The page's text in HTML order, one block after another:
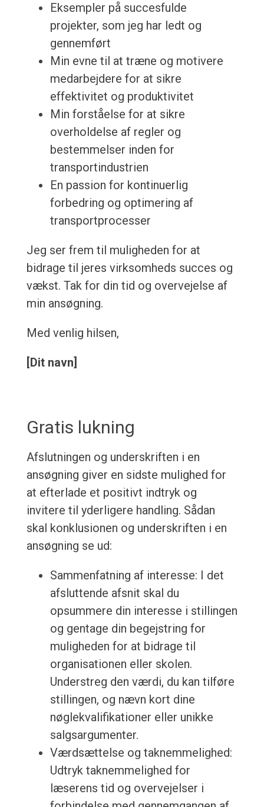
Eksempler på succesfulde
projekter, som jeg har ledt og
gennemført
Min evne til at træne og motivere
medarbejdere for at sikre
effektivitet og produktivitet
Min forståelse for at sikre
overholdelse af regler og
bestemmelser inden for
transportindustrien
En passion for kontinuerlig
forbedring og optimering af
transportprocesser
Jeg ser frem til muligheden for at
bidrage til jeres virksomheds succes og
vækst. Tak for din tid og overvejelse af
min ansøgning.
Med venlig hilsen,
[Dit navn]
Gratis lukning
Afslutningen og underskriften i en
ansøgning giver en sidste mulighed for
at efterlade et positivt indtryk og
invitere til yderligere handling. Sådan
skal konklusionen og underskriften i en
ansøgning se ud:
Sammenfatning af interesse: I det
afsluttende afsnit skal du
opsummere din interesse i stillingen
og gentage din begejstring for
muligheden for at bidrage til
organisationen eller skolen.
Understreg den værdi, du kan tilføre
stillingen, og nævn kort dine
nøglekvalifikationer eller unikke
salgsargumenter.
Værdsættelse og taknemmelighed:
Udtryk taknemmelighed for
læserens tid og overvejelser i